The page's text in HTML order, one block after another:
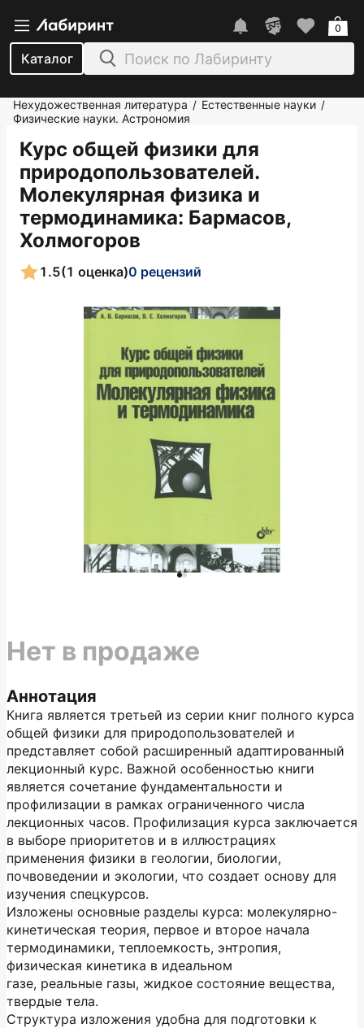
Каталог
0
Нехудожественная литература / Естественные науки /
Физические науки. Астрономия
Курс общей физики для
природопользователей.
Молекулярная физика и
термодинамика: Бармасов,
Холмогоров
1.5(1 оценка)0 рецензий
Аннотация
Книга является третьей из серии книг полного курса
общей физики для природопользователей и
представляет собой расширенный адаптированный
лекционный курс. Важной особенностью книги
является сочетание фундаментальности и
профилизации в рамках ограниченного числа
лекционных часов. Профилизация курса заключается
в выборе приоритетов и в иллюстрациях
применения физики в геологии, биологии,
почвоведении и экологии, что создает основу для
изучения спецкурсов.
Изложены основные разделы курса: молекулярно-
кинетическая теория, первое и второе начала
термодинамики, теплоемкость, энтропия,
физическая кинетика в идеальном
газе, реальные газы, жидкое состояние вещества,
твердые тела.
Структура изложения удобна для подготовки к
Нет в продаже